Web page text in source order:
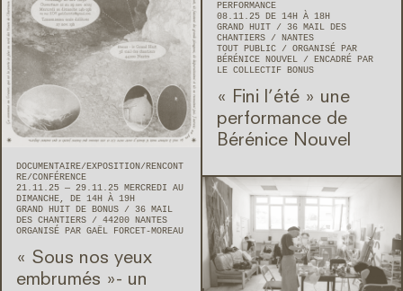
PERFORMANCE
08.11.25 DE 14H À 18H
GRAND HUIT
36 MAIL DES
CHANTIERS
NANTES
TOUT PUBLIC
ORGANISÉ PAR
BÉRÉNICE NOUVEL
ENCADRÉ PAR
LE COLLECTIF BONUS
« Fini l’été » une
performance de
Bérénice Nouvel
DOCUMENTAIRE EXPOSITION
RENCONT
RE/CONFÉRENCE
21.11.25 — 29.11.25 MERCREDI AU
DIMANCHE, DE 14H À 19H
GRAND HUIT DE BONUS
36 MAIL
DES CHANTIERS
44200 NANTES
ORGANISÉ PAR GAËL FORCET-MOREAU
« Sous nos yeux
embrumés »- un